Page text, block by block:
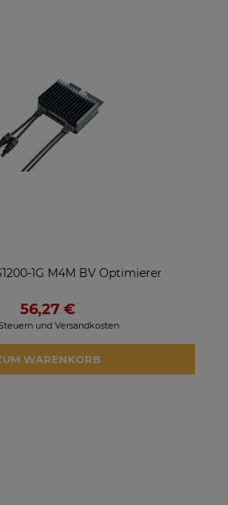
1G M4M BV Optimierer
56,27 €
und Versandkosten
WARENKORB